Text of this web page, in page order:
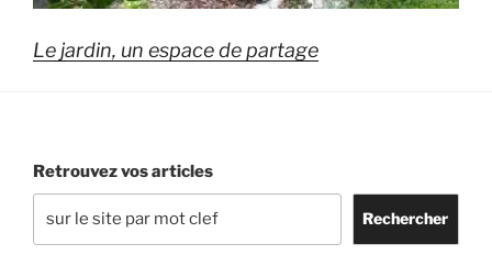
Le jardin, un espace de partage
Retrouvez vos articles
Rechercher